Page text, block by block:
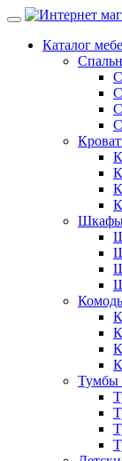
Каталог
Шкафы
Тумбы